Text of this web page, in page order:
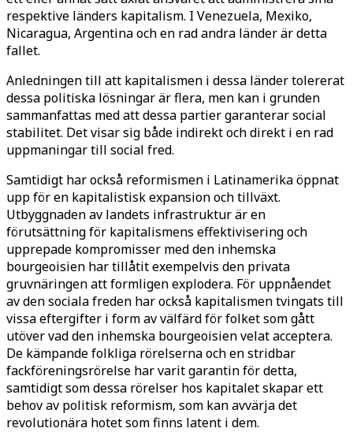
respektive länders kapitalism. I Venezuela, Mexiko,
Nicaragua, Argentina och en rad andra länder är detta
fallet.
Anledningen till att kapitalismen i dessa länder tolererat
dessa politiska lösningar är flera, men kan i grunden
sammanfattas med att dessa partier garanterar social
stabilitet. Det visar sig både indirekt och direkt i en rad
uppmaningar till social fred.
Samtidigt har också reformismen i Latinamerika öppnat
upp för en kapitalistisk expansion och tillväxt.
Utbyggnaden av landets infrastruktur är en
förutsättning för kapitalismens effektivisering och
upprepade kompromisser med den inhemska
bourgeoisien har tillåtit exempelvis den privata
gruvnäringen att formligen explodera. För uppnåendet
av den sociala freden har också kapitalismen tvingats till
vissa eftergifter i form av välfärd för folket som gått
utöver vad den inhemska bourgeoisien velat acceptera.
De kämpande folkliga rörelserna och en stridbar
fackföreningsrörelse har varit garantin för detta,
samtidigt som dessa rörelser hos kapitalet skapar ett
behov av politisk reformism, som kan avvärja det
revolutionära hotet som finns latent i dem.